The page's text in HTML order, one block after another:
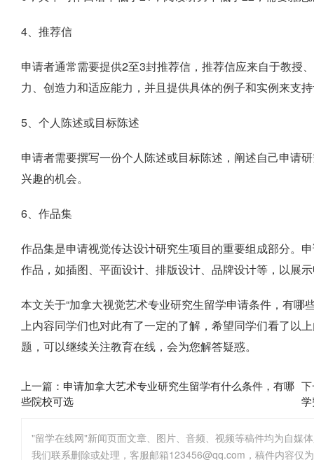
4、推荐信
申请者通常需要提供2至3封推荐信，推荐信应来自于教授
力、创造力和适应能力，并且提供具体的例子和实例来支
5、个人陈述或目标陈述
申请者需要撰写一份个人陈述或目标陈述，阐述自己申请
兴趣的机会。
6、作品集
作品集是申请视觉传达设计研究生项目的重要组成部分。
作品，如插图、平面设计、排版设计、品牌设计等，以展
本文关于“加拿大视觉艺术专业研究生留学申请条件，有
上内容同学们也对此有了一定的了解，希望同学们看了以
题，可以继续关注教育在线，会为您解答疑惑。
上一篇： 申请加拿大艺术专业研究生留学有什么条件，有哪
些院校可选
"留学在线网"新闻页面文章、图片、音频、视频等稿件均为自媒